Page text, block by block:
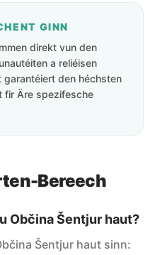
GINN
direkt vun den
a reliéisen
garantéiert den héchsten
fir Äre spezifesche
Bereech
Občina Šentjur haut?
Šentjur haut sinn: